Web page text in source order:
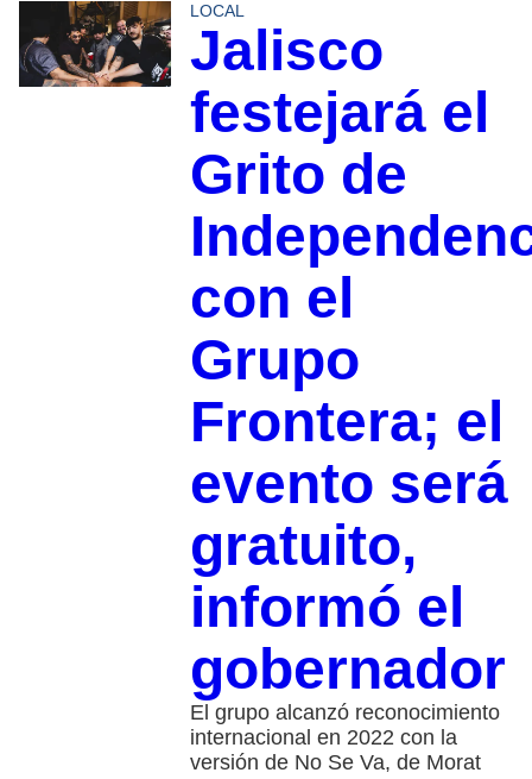
LOCAL
Jalisco
festejará el
Grito de
con el
Grupo
Frontera; el
evento será
gratuito,
informó el
gobernador
El grupo alcanzó reconocimiento
internacional en 2022 con la
versión de No Se Va, de Morat